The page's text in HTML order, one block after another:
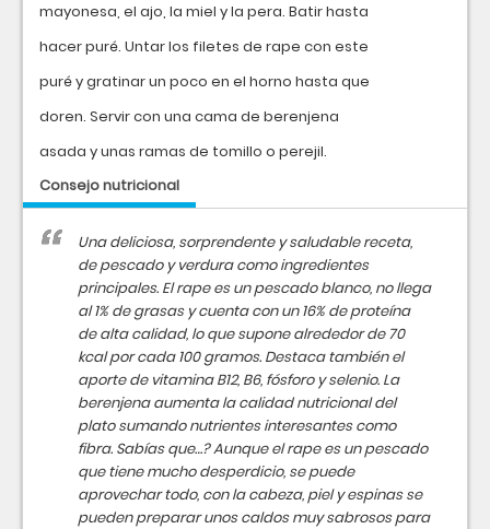
mayonesa, el ajo, la miel y la pera. Batir hasta
hacer puré. Untar los filetes de rape con este
puré y gratinar un poco en el horno hasta que
doren. Servir con una cama de berenjena
asada y unas ramas de tomillo o perejil.
Consejo nutricional
Una deliciosa, sorprendente y saludable receta,
de pescado y verdura como ingredientes
principales. El rape es un pescado blanco, no llega
al 1% de grasas y cuenta con un 16% de proteína
de alta calidad, lo que supone alrededor de 70
kcal por cada 100 gramos. Destaca también el
aporte de vitamina B12, B6, fósforo y selenio. La
berenjena aumenta la calidad nutricional del
plato sumando nutrientes interesantes como
fibra. Sabías que…? Aunque el rape es un pescado
que tiene mucho desperdicio, se puede
aprovechar todo, con la cabeza, piel y espinas se
pueden preparar unos caldos muy sabrosos para